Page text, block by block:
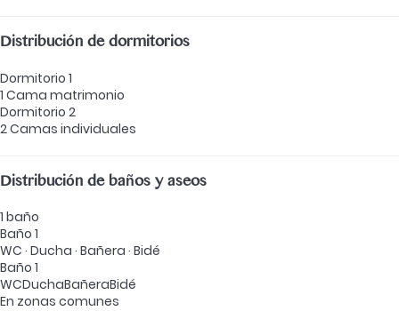
Distribución de dormitorios
Dormitorio 1
1 Cama matrimonio
Dormitorio 2
2 Camas individuales
Distribución de baños y aseos
1 baño
Baño 1
WC · Ducha · Bañera · Bidé
Baño 1
WCDuchaBañeraBidé
En zonas comunes